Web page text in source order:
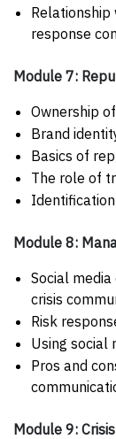
Relationship
response
Module 7:
Ownership
Brand
Basics of
The role of
Module 8:
Social
crisis
Risk
Using social
Pros and
Module 9: